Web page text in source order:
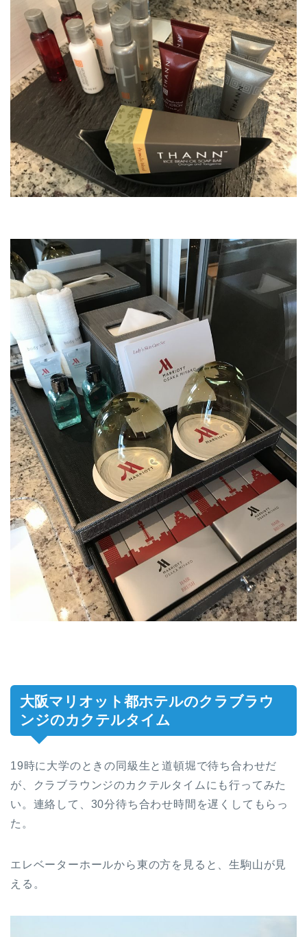
大阪マリオット都ホテルのクラブラウ
ンジのカクテルタイム
19時に大学のときの同級生と道頓堀で待ち合わせだ
が、クラブラウンジのカクテルタイムにも行ってみた
い。連絡して、30分待ち合わせ時間を遅くしてもらっ
た。
エレベーターホールから東の方を見ると、生駒山が見
える。